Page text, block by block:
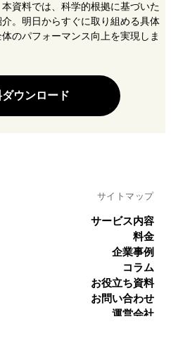
資料では、科学的根拠に基づいた
。明日からすぐに取り組める具体
のパフォーマンス向上を実現しま
ウンロード
サイトマップ
サービス内容
料金
企業事例
コラム
お役立ち資料
お問い合わせ
運営会社